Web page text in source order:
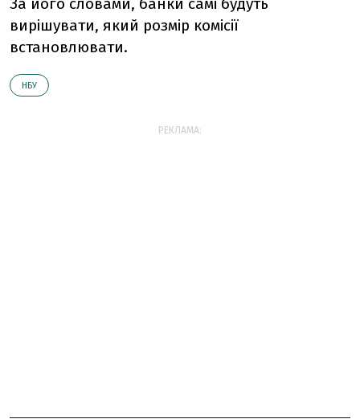
вирішувати, який розмір комісії
встановлювати.
НБУ
РЕКЛАМА: